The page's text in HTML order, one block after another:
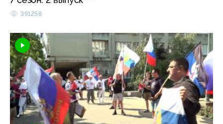
391258